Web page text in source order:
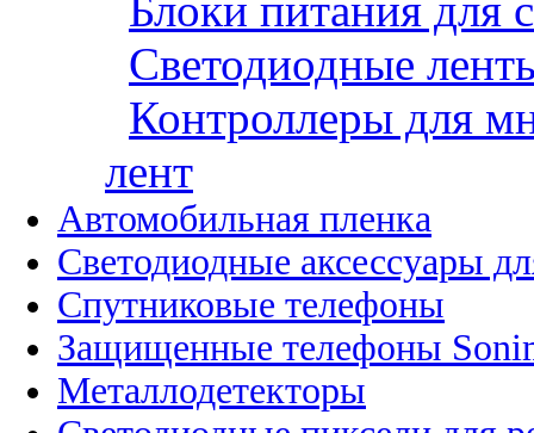
Светодиодные
Контроллеры для
лент
Автомобильная пленка
Светодиодные аксессуары
Спутниковые телефоны
Защищенные телефоны
Металлодетекторы